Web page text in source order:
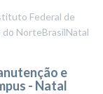
Federal de
do NorteBrasilNatal
e
- Natal